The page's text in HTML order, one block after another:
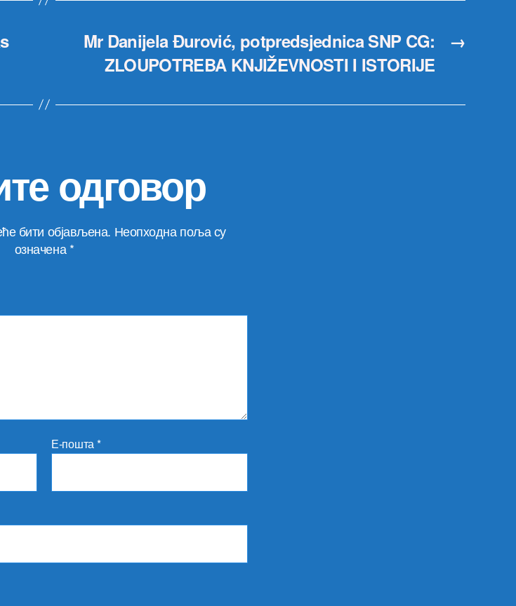
→
Mr Danijela Đurović, potpredsjednica SNP CG:
ZLOUPOTREBA KNJIŽEVNOSTI I ISTORIJE
одговор
бити објављена. Неопходна поља су
означена *
Е-пошта*